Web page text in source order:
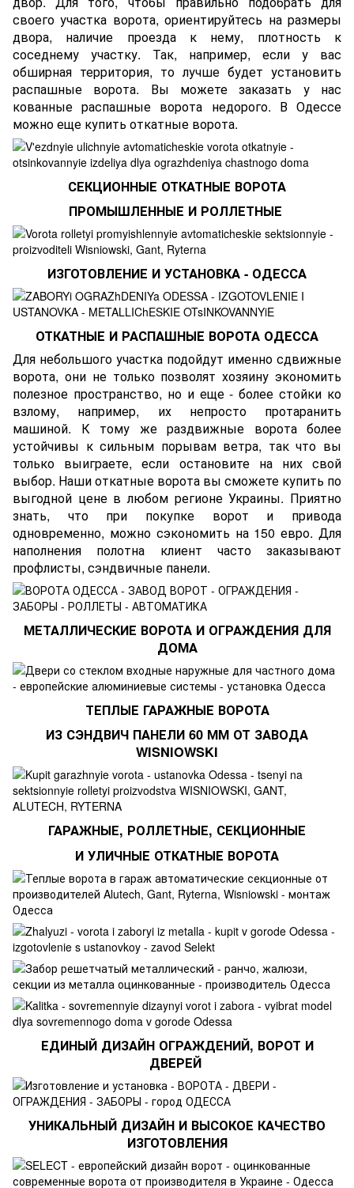
своего участка ворота, ориентируйтесь на размеры
двора, наличие проезда к нему, плотность к
соседнему участку. Так, например, если у вас
обширная территория, то лучше будет установить
распашные ворота. Вы можете заказать у нас
кованные распашные ворота недорого. В Одессе
можно еще купить откатные ворота.
СЕКЦИОННЫЕ ОТКАТНЫЕ ВОРОТА
ПРОМЫШЛЕННЫЕ И РОЛЛЕТНЫЕ
ИЗГОТОВЛЕНИЕ И УСТАНОВКА - ОДЕССА
ОТКАТНЫЕ И РАСПАШНЫЕ ВОРОТА ОДЕССА
Для небольшого участка подойдут именно сдвижные
ворота, они не только позволят хозяину экономить
полезное пространство, но и еще - более стойки ко
взлому, например, их непросто протаранить
машиной. К тому же раздвижные ворота более
устойчивы к сильным порывам ветра, так что вы
только выиграете, если остановите на них свой
выбор. Нашиоткатные ворота вы сможете купить по
выгодной цене в любом регионе Украины. Приятно
знать, что при покупке ворот и привода
одновременно, можно сэкономить на 150 евро. Для
наполнения полотна клиент часто заказывают
профлисты, сэндвичные панели.
МЕТАЛЛИЧЕСКИЕ ВОРОТА И ОГРАЖДЕНИЯ ДЛЯ
ДОМА
ТЕПЛЫЕ ГАРАЖНЫЕ ВОРОТА
ИЗ СЭНДВИЧ ПАНЕЛИ 60 ММ ОТ ЗАВОДА
WISNIOWSKI
ГАРАЖНЫЕ, РОЛЛЕТНЫЕ, СЕКЦИОННЫЕ
И УЛИЧНЫЕ ОТКАТНЫЕ ВОРОТА
ЕДИНЫЙ ДИЗАЙН ОГРАЖДЕНИЙ, ВОРОТ И
ДВЕРЕЙ
УНИКАЛЬНЫЙ ДИЗАЙН И ВЫСОКОЕ КАЧЕСТВО
ИЗГОТОВЛЕНИЯ